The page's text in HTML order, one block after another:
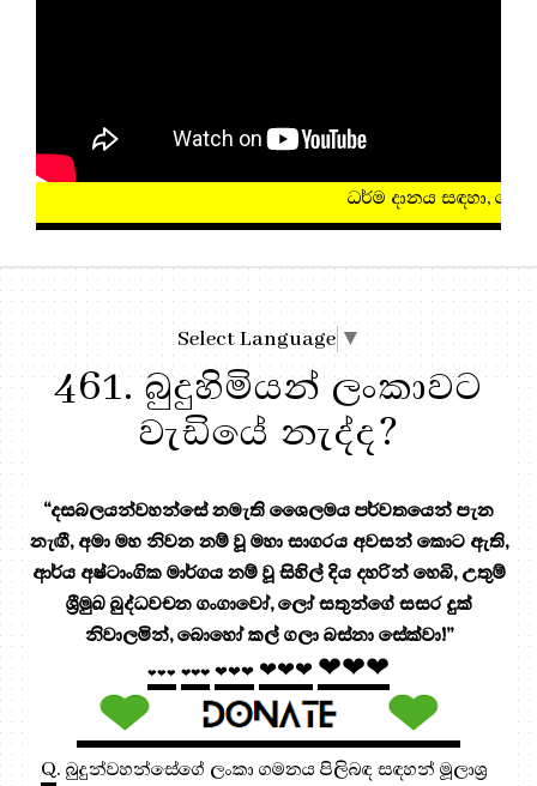
ධර්ම දානය සඳහා, මෙතැන ඔබන්න!
Select Language ▼
461. බුදුහිමියන් ලංකාවට
වැඩියේ නැද්ද?
“දසබලයන්වහන්සේ නමැති ශෛලමය පර්වතයෙන් පැන
නැඟී, අමා මහ නිවන නම් වූ මහා සාගරය අවසන් කොට ඇති,
ආර්ය අෂ්ටාංගික මාර්ගය නම් වූ සිහිල් දිය දහරින් හෙබි, උතුම්
ශ්‍රීමුඛ බුද්ධවචන ගංගාවෝ, ලෝ සතුන්ගේ සසර දුක්
නිවාලමින්, බොහෝ කල් ගලා බස්නා සේක්වා!”
❤❤❤ ❤❤❤ ❤❤❤ ❤❤❤ ❤❤❤
Q. බුදුන්වහන්සේගේ ලංකා ගමනය පිලිබඳ සඳහන් මූලාශ්‍ර